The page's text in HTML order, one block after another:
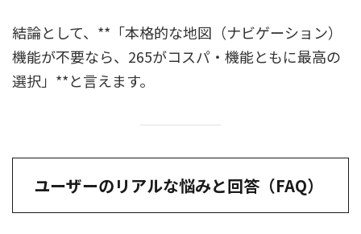
結論として、**「本格的な地図（ナビゲーション）
機能が不要なら、265がコスパ・機能ともに最高の
選択」**と言えます。
ユーザーのリアルな悩みと回答（FAQ）